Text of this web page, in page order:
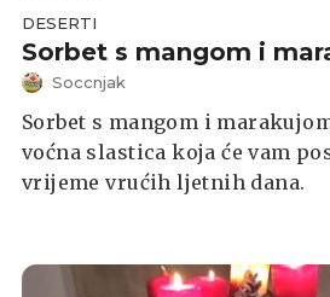
DESERTI
Sorbet s mangom i
Soccnjak
Sorbet s mangom i
voćna slastica koja će vam
vrijeme vrućih ljetnih dana.